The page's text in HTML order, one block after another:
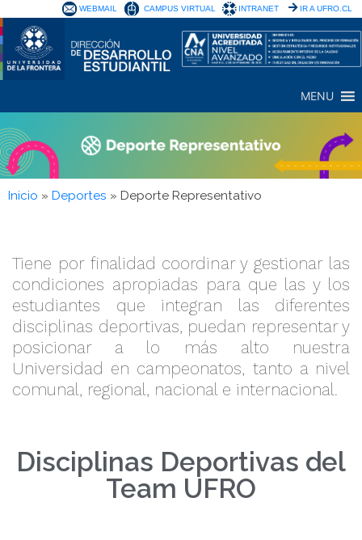
WEBMAIL CAMPUS VIRTUAL INTRANET IR A UFRO.CL
MENU
Inicio » Deportes » Deporte Representativo
Tiene por finalidad coordinar y gestionar las
condiciones apropiadas para que las y los
estudiantes que integran las diferentes
disciplinas deportivas, puedan representar y
posicionar a lo más alto nuestra
Universidad en campeonatos, tanto a nivel
comunal, regional, nacional e internacional.
Disciplinas Deportivas del
Team UFRO